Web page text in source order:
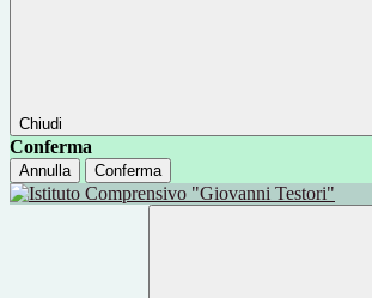
Chiudi
Conferma
Annulla Conferma